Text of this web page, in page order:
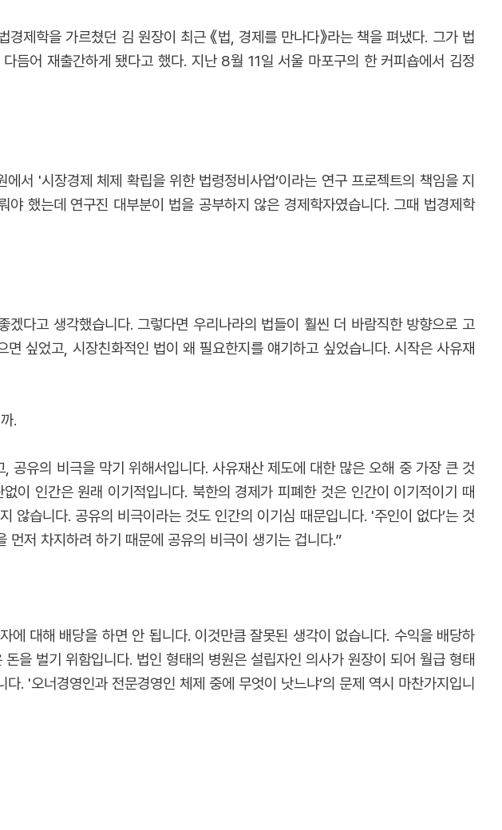
제학을 가르쳤던 김 원장이 최근 《법, 경제를 만나다》라는 책을 펴냈다. 그가 법
어 재출간하게 됐다고 했다. 지난 8월 11일 서울 마포구의 한 커피숍에서 김정
'시장경제 체제 확립을 위한 법령정비사업’이라는 연구 프로젝트의 책임을 지
했는데 연구진 대부분이 법을 공부하지 않은 경제학자였습니다. 그때 법경제학
다고 생각했습니다. 그렇다면 우리나라의 법들이 훨씬 더 바람직한 방향으로 고
싶었고, 시장친화적인 법이 왜 필요한지를 얘기하고 싶었습니다. 시작은 사유재
.
, 공유의 비극을 막기 위해서입니다. 사유재산 제도에 대한 많은 오해 중 가장 큰 것
없이 인간은 원래 이기적입니다. 북한의 경제가 피폐한 것은 인간이 이기적이기 때
습니다. 공유의 비극이라는 것도 인간의 이기심 때문입니다. '주인이 없다’는 것
저 차지하려 하기 때문에 공유의 비극이 생기는 겁니다.”
대해 배당을 하면 안 됩니다. 이것만큼 잘못된 생각이 없습니다. 수익을 배당하
을 벌기 위함입니다. 법인 형태의 병원은 설립자인 의사가 원장이 되어 월급 형태
. '오너경영인과 전문경영인 체제 중에 무엇이 낫느냐’의 문제 역시 마찬가지입니